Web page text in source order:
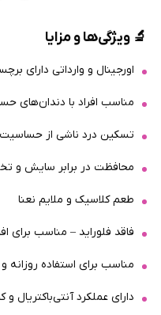
🔬 ویژگی‌ها و مزایا
اورجینال و وارداتی دارای
مناسب افراد با دندان‌های
تسکین درد ناشی از حساسیت
محافظت در برابر سایش و
طعم کلاسیک و ملایم نعنا
فاقد فلوراید – مناسب برای
مناسب برای استفاده روزانه
دارای عملکرد